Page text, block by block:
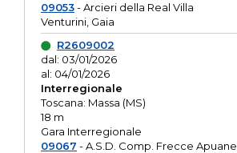
09053- Arcieri della Real Villa
Venturini, Gaia
R2609002
dal: 03/01/2026
al: 04/01/2026
Interregionale
Toscana: Massa (MS)
18 m
Gara Interregionale
09067 - A.S.D. Comp. Frecce Apuane